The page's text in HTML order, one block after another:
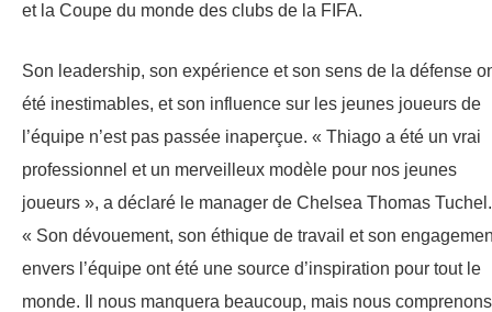
et la Coupe du monde des clubs de la FIFA.
Son leadership, son expérience et son sens de la défense
été inestimables, et son influence sur les jeunes joueurs de
l’équipe n’est pas passée inaperçue. « Thiago a été un vrai
professionnel et un merveilleux modèle pour nos jeunes
joueurs », a déclaré le manager de Chelsea Thomas Tuchel.
« Son dévouement, son éthique de travail et son
envers l’équipe ont été une source d’inspiration pour tout le
monde. Il nous manquera beaucoup, mais nous comprenons